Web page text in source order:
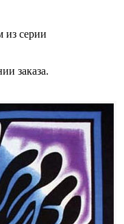
из серии
заказа.